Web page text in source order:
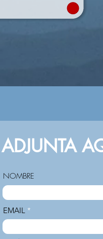
ADJUNTA
NOMBRE
EMAIL